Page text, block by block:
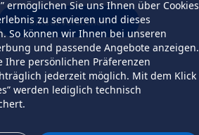
ermöglichen Sie uns Ihnen über Cookies
zu servieren und dieses
So können wir Ihnen bei unseren
und passende Angebote anzeigen.
Ihre persönlichen Präferenzen
jederzeit möglich. Mit dem Klick
werden lediglich technisch
erneut versuchen